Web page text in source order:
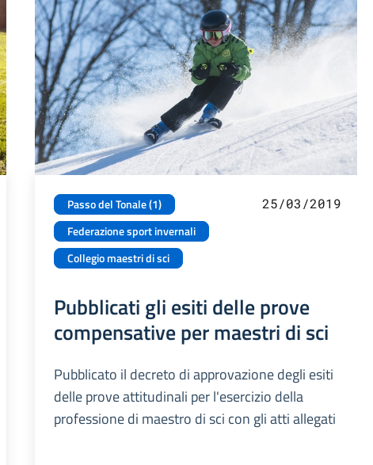
Passo del Tonale (1)
Federazione sport invernali
Collegio maestri di sci
25/03/2019
Pubblicati gli esiti delle prove
compensative per maestri di sci
Pubblicato il decreto di approvazione degli esiti
delle prove attitudinali per l'esercizio della
professione di maestro di sci con gli atti allegati